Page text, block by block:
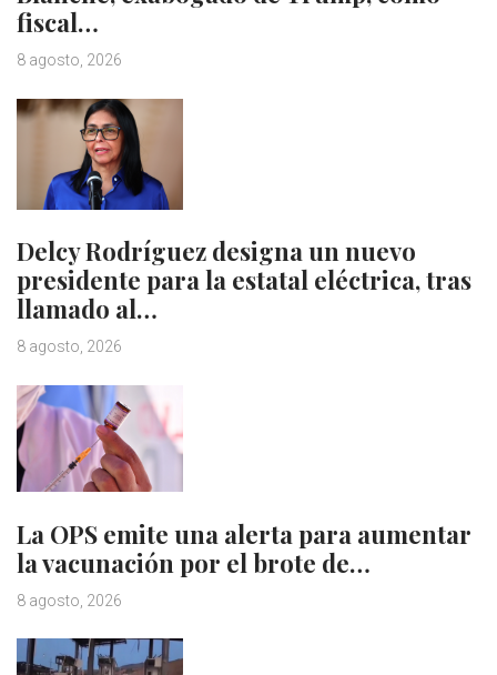
fiscal…
8 agosto, 2026
Delcy Rodríguez designa un nuevo
presidente para la estatal eléctrica, tras
llamado al…
8 agosto, 2026
La OPS emite una alerta para aumentar
la vacunación por el brote de…
8 agosto, 2026